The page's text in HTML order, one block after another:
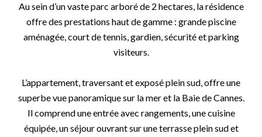
Au sein d’un vaste parc arboré de 2 hectares, la résidence
offre des prestations haut de gamme : grande piscine
aménagée, court de tennis, gardien, sécurité et parking
visiteurs.
L’appartement, traversant et exposé plein sud, offre une
superbe vue panoramique sur la mer et la Baie de Cannes.
Il comprend une entrée avec rangements, une cuisine
équipée, un séjour ouvrant sur une terrasse plein sud et